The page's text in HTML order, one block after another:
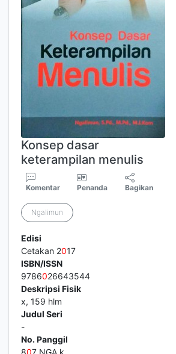
Konsep dasar
keterampilan menulis
Komentar Penanda Bagikan
Ngalimun
Edisi
Cetakan 2017
ISBN/ISSN
9786026643544
Deskripsi Fisik
x, 159 hlm
Judul Seri
-
No. Panggil
807 NGA k